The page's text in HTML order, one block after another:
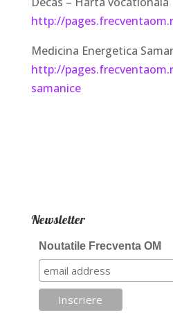
http://
Medicina Energetica
http://
samanice
Newsletter
Noutatile Frecventa OM